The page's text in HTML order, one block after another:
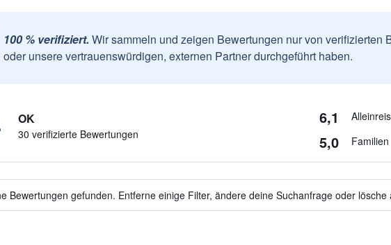
100 % verifiziert. Wir sammeln und zeigen Bewertungen nur von
oder unsere vertrauenswürdigen, externen Partner durchgeführt haben.
OK
30 verifizierte Bewertungen
6,1
5,0 Familien
Bewertungen gefunden. Entferne einige Filter, ändere deine Suchanfrage oder